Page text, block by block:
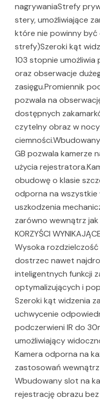
nagrywaniaStrefy
stery, umożliwiające
które nie powinny
strefy)Szeroki kąt
103 stopnie
oraz obserwacje
zasięgu.Promiennik
pozwala na
dostępnych
czytelny obraz w
GB pozwala kamerze
użycia
obudowę o klasie
odporna na
uszkodzenia
zarówno wewnątrz
KORZYŚCI
Wysoka
dostrzec nawet
inteligentnych funkcji
optymalizujących i
Szeroki kąt widzenia
uchwycenie
podczerwieni IR do
umożliwiający
Kamera odporna na
zastosowań
Wbudowany slot na
rejestrację obrazu